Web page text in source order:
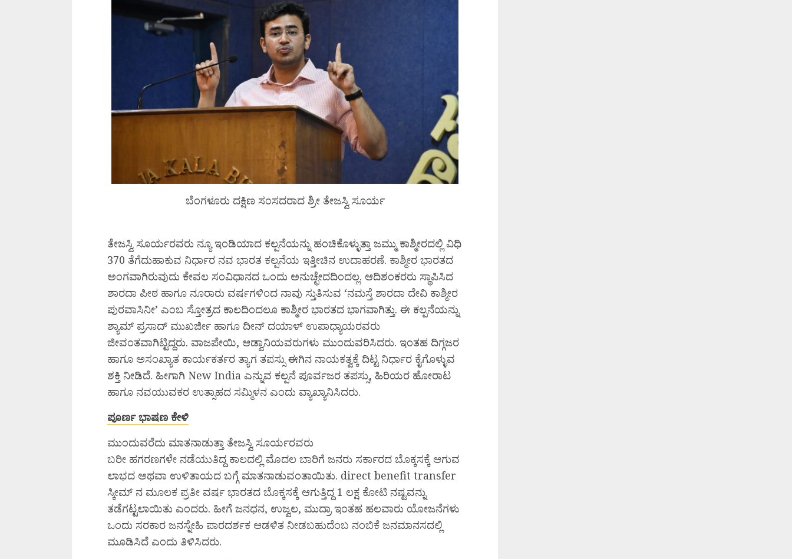
ಬೆಂಗಳೂರು ದಕ್ಷಿಣ ಸಂಸದರಾದ ಶ್ರೀ ತೇಜಸ್ವಿ ಸೂರ್ಯ
ತೇಜಸ್ವಿ ಸೂರ್ಯರವರು ನ್ಯೂ ಇಂಡಿಯಾದ ಕಲ್ಪನೆಯನ್ನು ಹಂಚಿಕೊಳ್ಳುತ್ತಾ ಜಮ್ಮು ಕಾಶ್ಮೀರದಲ್ಲಿ ವಿಧಿ
370 ತೆಗೆದುಹಾಕುವ ನಿರ್ಧಾರ ನವ ಭಾರತ ಕಲ್ಪನೆಯ ಇತ್ತೀಚಿನ ಉದಾಹರಣೆ. ಕಾಶ್ಮೀರ ಭಾರತದ
ಅಂಗವಾಗಿರುವುದು ಕೇವಲ ಸಂವಿಧಾನದ ಒಂದು ಅನುಚ್ಛೇದದಿಂದಲ್ಲ. ಆದಿಶಂಕರರು ಸ್ಥಾಪಿಸಿದ
ಶಾರದಾ ಪೀಠ ಹಾಗೂ ನೂರಾರು ವರ್ಷಗಳಿಂದ ನಾವು ಸ್ತುತಿಸುವ ‘ನಮಸ್ತೆ ಶಾರದಾ ದೇವಿ ಕಾಶ್ಮೀರ
ಪುರವಾಸಿನೀ’ ಎಂಬ ಸ್ತೋತ್ರದ ಕಾಲದಿಂದಲೂ ಕಾಶ್ಮೀರ ಭಾರತದ ಭಾಗವಾಗಿತ್ತು. ಈ ಕಲ್ಪನೆಯನ್ನು
ಶ್ಯಾಮ್ ಪ್ರಸಾದ್ ಮುಖರ್ಜೀ ಹಾಗೂ ದೀನ್ ದಯಾಳ್ ಉಪಾಧ್ಯಾಯರವರು
ಜೀವಂತವಾಗಿಟ್ಟಿದ್ದರು. ವಾಜಪೇಯಿ, ಆಡ್ವಾನಿಯವರುಗಳು ಮುಂದುವರಿಸಿದರು. ಇಂತಹ ದಿಗ್ಗಜರ
ಹಾಗೂ ಅಸಂಖ್ಯಾತ ಕಾರ್ಯಕರ್ತರ ತ್ಯಾಗ ತಪಸ್ಸು ಈಗಿನ ನಾಯಕತ್ವಕ್ಕೆ ದಿಟ್ಟ ನಿರ್ಧಾರ ಕೈಗೊಳ್ಳುವ
ಶಕ್ತಿ ನೀಡಿದೆ. ಹೀಗಾಗಿ New India ಎನ್ನುವ ಕಲ್ಪನೆ ಪೂರ್ವಜರ ತಪಸ್ಸು, ಹಿರಿಯರ ಹೋರಾಟ
ಹಾಗೂ ನವಯುವಕರ ಉತ್ಸಾಹದ ಸಮ್ಮಿಳನ ಎಂದು ವ್ಯಾಖ್ಯಾನಿಸಿದರು.
ಪೂರ್ಣ ಭಾಷಣ ಕೇಳಿ
ಮುಂದುವರೆದು ಮಾತನಾಡುತ್ತಾ ತೇಜಸ್ವಿ ಸೂರ್ಯರವರು
ಬರೀ ಹಗರಣಗಳೇ ನಡೆಯುತಿದ್ದ ಕಾಲದಲ್ಲಿ ಮೊದಲ ಬಾರಿಗೆ ಜನರು ಸರ್ಕಾರದ ಬೊಕ್ಕಸಕ್ಕೆ ಆಗುವ
ಲಾಭದ ಅಥವಾ ಉಳಿತಾಯದ ಬಗ್ಗೆ ಮಾತನಾಡುವಂತಾಯಿತು. direct benefit transfer
ಸ್ಕೀಮ್ ನ ಮೂಲಕ ಪ್ರತೀ ವರ್ಷ ಭಾರತದ ಬೊಕ್ಕಸಕ್ಕೆ ಆಗುತ್ತಿದ್ದ 1 ಲಕ್ಷ ಕೋಟಿ ನಷ್ಟವನ್ನು
ತಡೆಗಟ್ಟಲಾಯಿತು ಎಂದರು. ಹೀಗೆ ಜನಧನ, ಉಜ್ವಲ, ಮುದ್ರಾ ಇಂತಹ ಹಲವಾರು ಯೋಜನೆಗಳು
ಒಂದು ಸರಕಾರ ಜನಸ್ನೇಹಿ ಪಾರದರ್ಶಕ ಆಡಳಿತ ನೀಡಬಹುದೆಂಬ ನಂಬಿಕೆ ಜನಮಾನಸದಲ್ಲಿ
ಮೂಡಿಸಿದೆ ಎಂದು ತಿಳಿಸಿದರು.